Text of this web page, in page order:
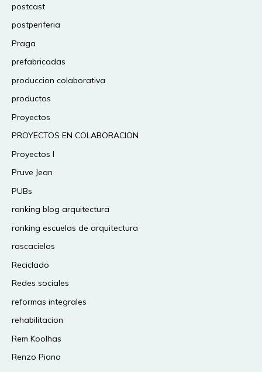
postcast
postperiferia
Praga
prefabricadas
produccion colaborativa
productos
Proyectos
PROYECTOS EN COLABORACION
Proyectos I
Pruve Jean
PUBs
ranking blog arquitectura
ranking escuelas de arquitectura
rascacielos
Reciclado
Redes sociales
reformas integrales
rehabilitacion
Rem Koolhas
Renzo Piano